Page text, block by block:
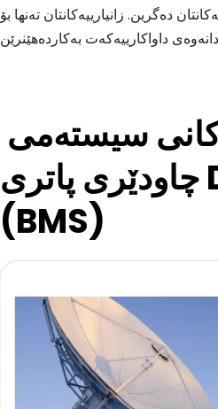
دەگرین. زانیارییەکانتان تەنها بۆ
چاودێری پاتری DFUN
(BMS)